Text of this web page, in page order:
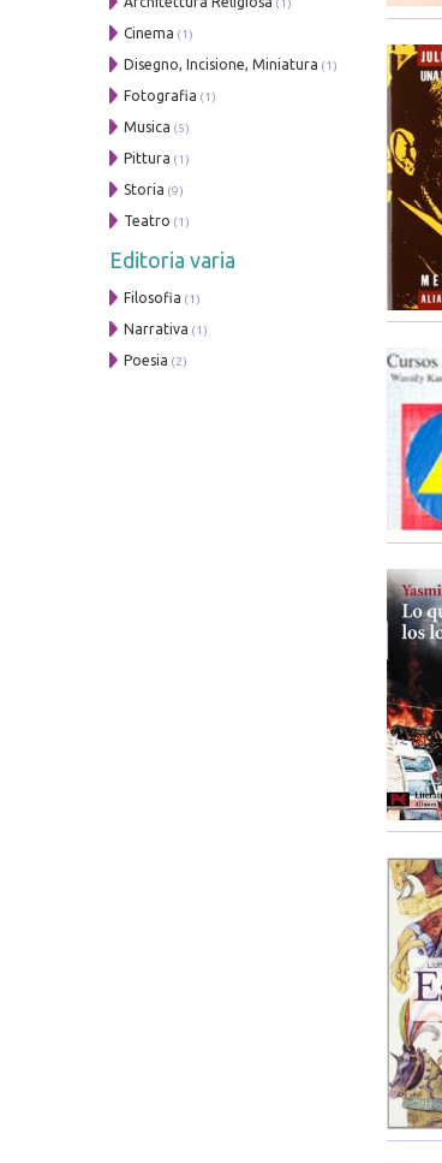
(1)
Cinema (1)
Disegno, Incisione, Miniatura (1)
Fotografia (1)
Musica (5)
Pittura (1)
Storia (9)
Teatro (1)
Editoria varia
Filosofia (1)
Narrativa (1)
Poesia (2)